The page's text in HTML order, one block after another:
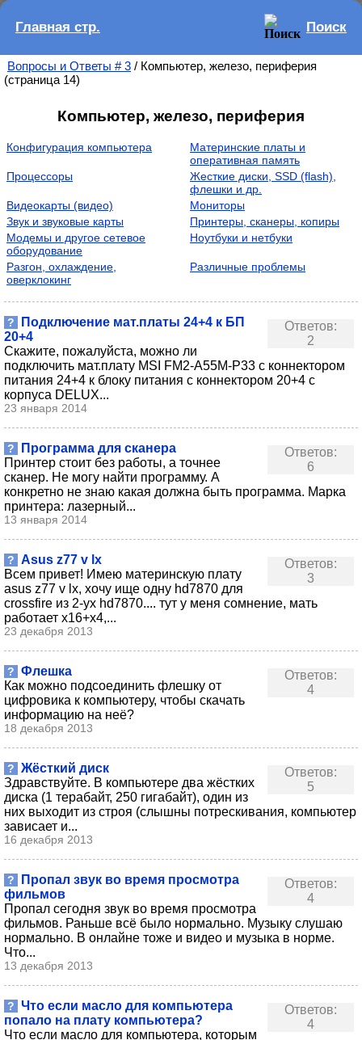
Главная стр. Поиск
Вопросы и Ответы # 3 / Компьютер, железо, периферия
(страница 14)
Компьютер, железо, периферия
Конфигурация компьютера
Материнские платы и
оперативная память
Процессоры
Жесткие диски, SSD (flash),
флешки и др.
Видеокарты (видео)
Мониторы
Звук и звуковые карты
Принтеры, сканеры, копиры
Модемы и другое сетевое
оборудование
Ноутбуки и нетбуки
Разгон, охлаждение,
оверклокинг
Различные проблемы
Ответов:
2
?
Подключение мат.платы 24+4 к БП
20+4
Скажите, пожалуйста, можно ли
подключить мат.плату MSI FM2-A55M-P33 с коннектором
питания 24+4 к блоку питания с коннектором 20+4 с
корпуса DELUX...
23 января 2014
Ответов:
6
?
Программа для сканера
Принтер стоит без работы, а точнее
сканер. Не могу найти программу. А
конкретно не знаю какая должна быть программа. Марка
принтера: лазерный...
13 января 2014
Ответов:
3
? Asus z77 v lx
Всем привет! Имею материнскую плату
asus z77 v lx, хочу ище одну hd7870 для
crossfire из 2-ух hd7870.... тут у меня сомнение, мать
работает х16+х4,...
23 декабря 2013
Ответов:
4
? Флешка
Как можно подсоединить флешку от
цифровика к компьютеру, чтобы скачать
информацию на неё?
18 декабря 2013
Ответов:
5
? Жёсткий диск
Здравствуйте. В компьютере два жёстких
диска (1 терабайт, 250 гигабайт), один из
них выходит из строя (слышны потрескивания, компьютер
зависает и...
16 декабря 2013
Ответов:
4
?
Пропал звук во время просмотра
фильмов
Пропал сегодня звук во время просмотра
фильмов. Раньше всё было нормально. Музыку слушаю
нормально. В онлайне тоже и видео и музыка в норме.
Что...
13 декабря 2013
Ответов:
4
? Что если масло для компьютера
попало на плату компьютера?
Что если масло для компьютера, которым